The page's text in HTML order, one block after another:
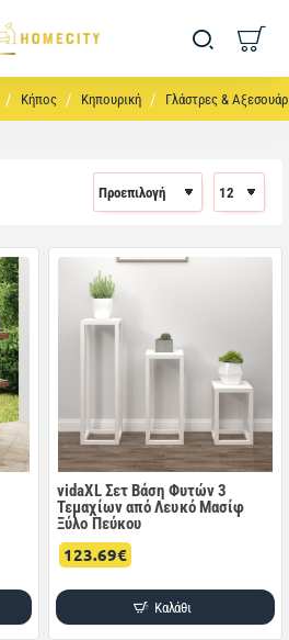
Κήπος Κηπουρική Γλάστρες & Αξεσουάρ
vidaXL Σετ Βάση Φυτών 3
Τεμαχίων από Λευκό Μασίφ
Ξύλο Πεύκου
123.69€
Καλάθι